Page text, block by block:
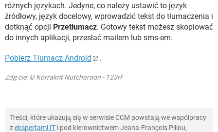
różnych językach. Jedyne, co należy ustawić to język
źródłowy, język docelowy, wprowadzić tekst do tłumaczenia i
dotknąć opcji Przetłumacz. Gotowy tekst możesz skopiować
do innych aplikacji, przesłać mailem lub sms-em.
Pobierz Tłumacz Android .
Zdjęcie: © Korrakrit Nutcharoon - 123rf
Treści, które ukazują się w serwisie CCM powstają we współpracy
zekspertami IT i pod kierownictwem Jeana-François Pillou,